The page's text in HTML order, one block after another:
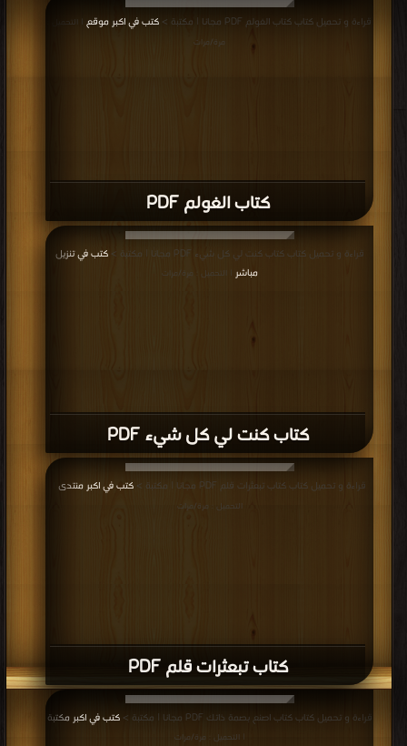
كتاب الغولم PDF
قراءة و تحميل كتاب كتاب الغولم PDF مجانا | مكتبة > كتب في اكبر موقع
| التحميل :
مرة/مرات
كتاب كنت لي كل شيء PDF
قراءة و تحميل كتاب كتاب كنت لي كل شيء PDF مجانا | مكتبة >
كتب في تنزيل
مباشر | التحميل : مرة/مرات
كتاب تبعثرات قلم PDF
قراءة و تحميل كتاب كتاب تبعثرات قلم PDF مجانا | مكتبة > كتب في اكبر منتدى
التحميل : مرة/مرات
قراءة و تحميل كتاب كتاب اصنع بصمة ذاتك PDF مجانا | مكتبة > كتب في اكبر مكتبة
| التحميل : مرة/مرات